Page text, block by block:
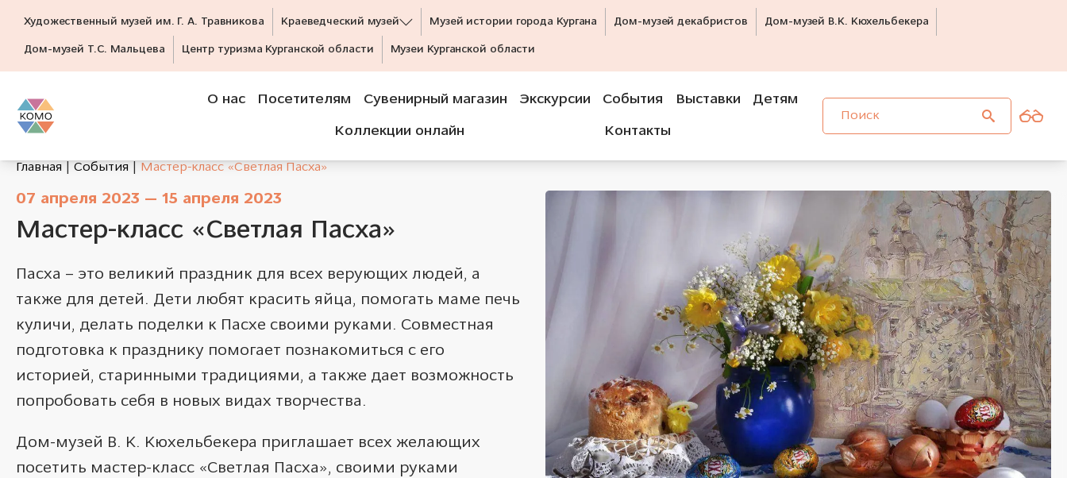
Художественный музей им. Г. А. Травникова Краеведческий музей Музей истории города Кургана Дом-музей декабристов Дом-музей В.К. Кюхельбекера
Дом-музей Т.С. Мальцева Центр туризма Курганской области Музеи Курганской области
О нас Посетителям Сувенирный магазин Экскурсии События Выставки Детям
Коллекции онлайн Контакты
Главная События Мастер-класс «Светлая Пасха»
07 апреля 2023 — 15 апреля 2023
Мастер-класс «Светлая Пасха»
Пасха – это великий праздник для всех верующих людей, а
также для детей. Дети любят красить яйца, помогать маме печь
куличи, делать поделки к Пасхе своими руками. Совместная
подготовка к празднику помогает познакомиться с его
историей, старинными традициями, а также дает возможность
попробовать себя в новых видах творчества.
Дом-музей В. К. Кюхельбекера приглашает всех желающих
посетить мастер-класс «Светлая Пасха», своими руками